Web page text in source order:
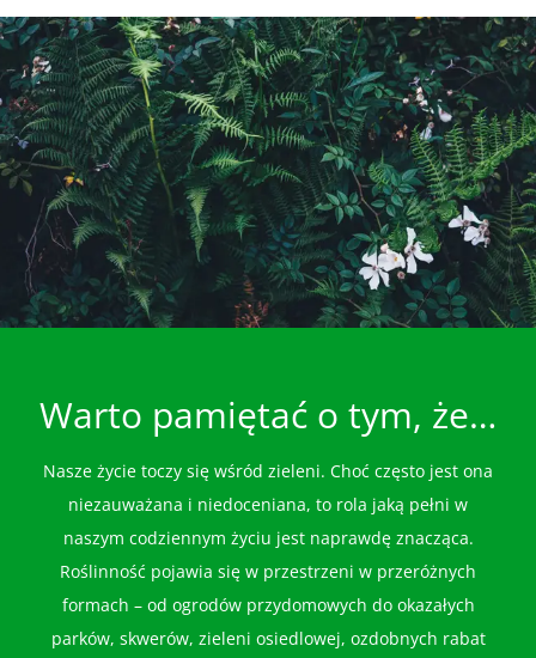
Warto pamiętać o tym, że…
Nasze życie toczy się wśród zieleni. Choć często jest ona
niezauważana i niedoceniana, to rola jaką pełni w
naszym codziennym życiu jest naprawdę znacząca.
Roślinność pojawia się w przestrzeni w przeróżnych
formach – od ogrodów przydomowych do okazałych
parków, skwerów, zieleni osiedlowej, ozdobnych rabat